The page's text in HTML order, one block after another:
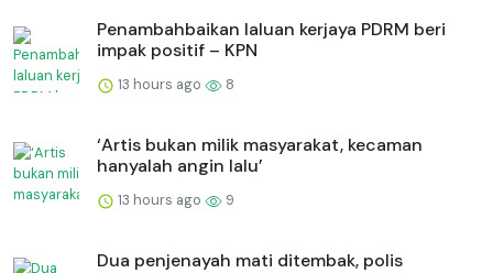
Penambahbaikan laluan kerjaya PDRM beri
impak positif – KPN
13 hours ago 8
‘Artis bukan milik masyarakat, kecaman
hanyalah angin lalu’
13 hours ago 9
Dua penjenayah mati ditembak, polis